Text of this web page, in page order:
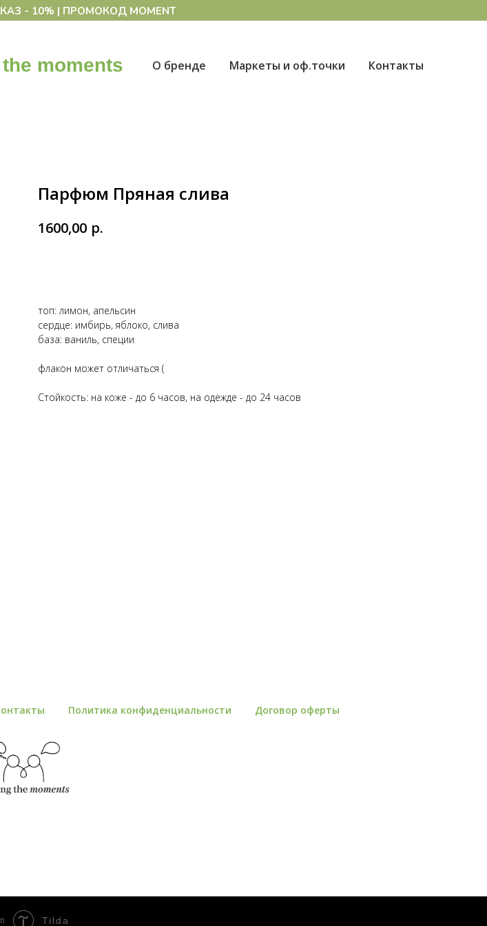
- 10% | ПРОМОКОД MOMENT
moments О бренде Маркеты и оф.точки Контакты
Парфюм Пряная слива
1600,00 р.
топ: лимон, апельсин
сердце: имбирь, яблоко, слива
база: ваниль, специи
флакон может отличаться (
Стойкость: на коже - до 6 часов, на одежде - до 24 часов
Политика конфиденциальности Договор оферты
Tilda